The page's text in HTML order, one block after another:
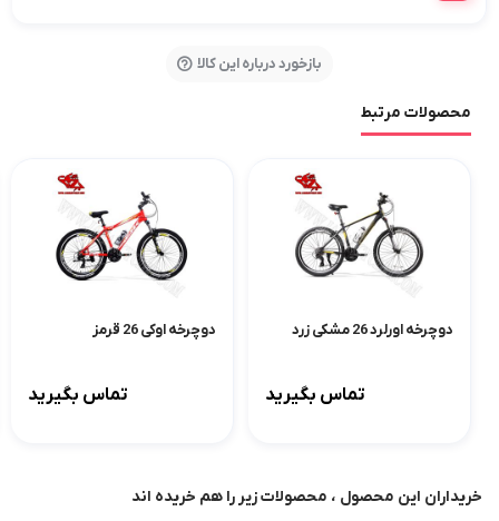
بازخورد درباره این کالا
محصولات مرتبط
دوچرخه اورلرد 26 مشکی زرد
تماس بگیرید
دوچرخه اوکی 26 قرمز
تماس بگیرید
خریداران این محصول ، محصولات زیر را هم خریده اند